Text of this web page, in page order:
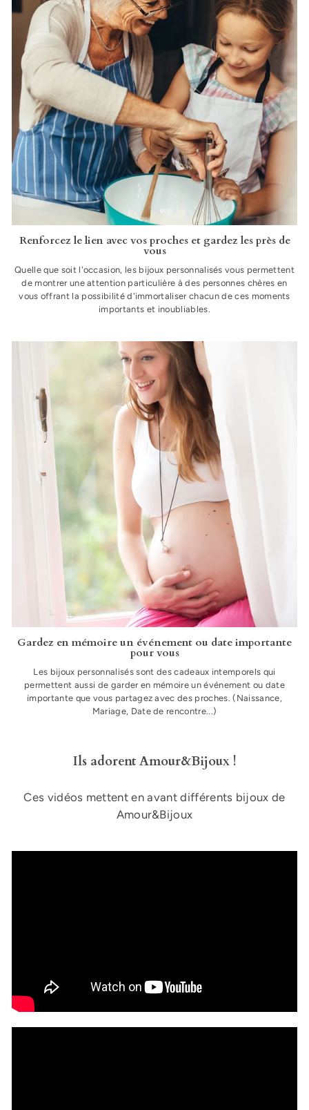
Renforcez le lien avec vos proches et gardez les près de
vous
Quelle que soit l'occasion, les bijoux personnalisés vous permettent
de montrer une attention particulière à des personnes chères en
vous offrant la possibilité d'immortaliser chacun de ces moments
importants et inoubliables.
Gardez en mémoire un événement ou date importante
pour vous
Les bijoux personnalisés sont des cadeaux intemporels qui
permettent aussi de garder en mémoire un événement ou date
importante que vous partagez avec des proches. (Naissance,
Mariage, Date de rencontre...)
Ils adorent Amour&Bijoux !
Ces vidéos mettent en avant différents bijoux de
Amour&Bijoux